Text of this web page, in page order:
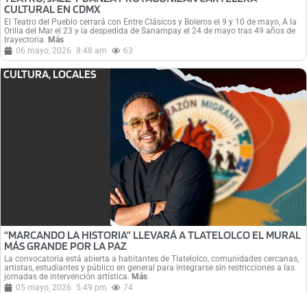
CULTURAL EN CDMX
El Teatro del Pueblo cerrará con Entre Clásicos y Boleros el 9 y 10 de mayo, A la
Orilla del Mar el 23 y la despedida de Sanampay el 24 de mayo tras 49 años de
trayectoria. Más
06 mayo, 2026 8:48 am 63
CULTURA, LOCALES
“MARCANDO LA HISTORIA” LLEVARÁ A TLATELOLCO EL MURAL
MÁS GRANDE POR LA PAZ
La convocatoria está abierta a habitantes de Tlatelolco, comunidades cercanas,
artistas, estudiantes y público en general para integrarse sin restricciones a las
jornadas de intervención artística. Más
05 mayo, 2026
5:49 pm 74